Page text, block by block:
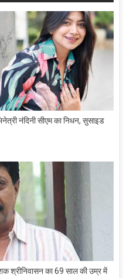
नंदिनी सीएम का निधन, सुसाइड
श्रीनिवासन का 69 साल की उम्र में